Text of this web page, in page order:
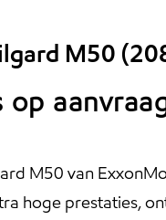
M50
op
M50 van
hoge prestaties,